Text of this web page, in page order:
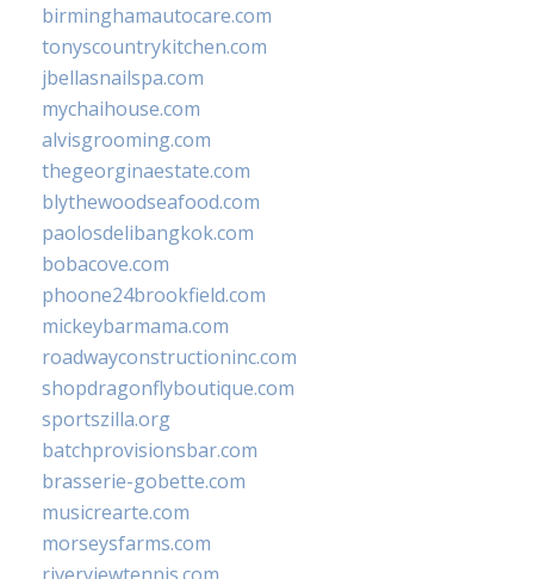
birminghamautocare.com
tonyscountrykitchen.com
jbellasnailspa.com
mychaihouse.com
alvisgrooming.com
thegeorginaestate.com
blythewoodseafood.com
paolosdelibangkok.com
bobacove.com
phoone24brookfield.com
mickeybarmama.com
roadwayconstructioninc.com
shopdragonflyboutique.com
sportszilla.org
batchprovisionsbar.com
brasserie-gobette.com
musicrearte.com
morseysfarms.com